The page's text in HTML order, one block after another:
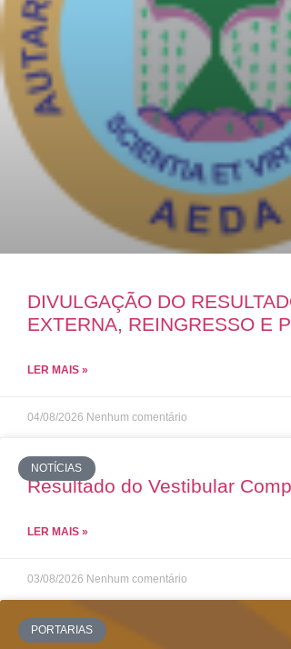
DIVULGAÇÃO DO
EXTERNA, REINGRESSO E
LER MAIS »
04/08/2026 Nenhum comentário
NOTÍCIAS
Resultado do Vestibular
LER MAIS »
03/08/2026 Nenhum comentário
PORTARIAS